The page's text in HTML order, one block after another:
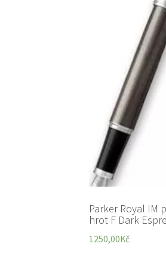
Parker Royal IM
hrot F Dark
1250,00Kč